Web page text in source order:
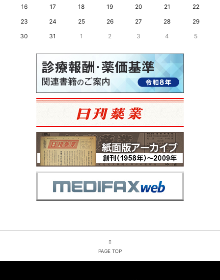
16
17 18 19 20 21
22
23
24 25 26 27 28
29
30
31 1 2 3 4 5
PAGE TOP